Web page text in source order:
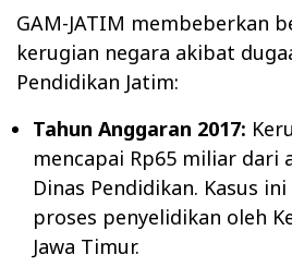
GAM-JATIM membeberkan
kerugian negara akibat
Pendidikan Jatim:
Tahun Anggaran 2017:
mencapai Rp65 miliar dari
Dinas Pendidikan. Kasus
proses penyelidikan oleh
Jawa Timur.